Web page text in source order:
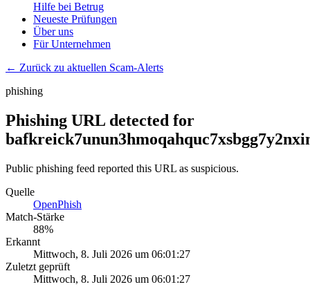
Hilfe bei Betrug
Neueste Prüfungen
Über uns
Für Unternehmen
← Zurück zu aktuellen Scam-Alerts
phishing
Phishing URL detected for
Public phishing feed reported this URL as suspicious.
Quelle
OpenPhish
Match-Stärke
88%
Erkannt
Mittwoch, 8. Juli 2026 um 06:01:27
Zuletzt geprüft
Mittwoch, 8. Juli 2026 um 06:01:27